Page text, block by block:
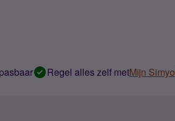
Regel alles zelf metMijn Simyo